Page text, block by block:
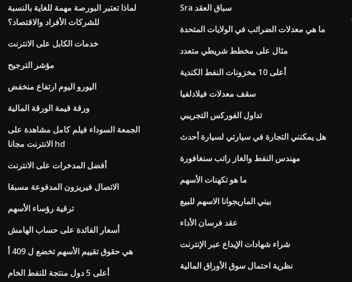
لماذا تعتبر البورصة مهمة للغاية بالنسبة
للشركات الأفراد والاقتصاد؟
خدمات الكابل على الانترنت
مؤشر الترجيح
اليورو اليوم ارتفاع منخفض
ورقة قيمة الورقة المالية
الجمعة السوداء فيلم كامل مشاهدة على
الانترنت مجانا hd
أفضل المدخرات على الانترنت
الاتصال فيريزون المدفوعة مسبقا
ترقية رؤساء الأسهم
أسعار الفائدة على حساب الهامش
هي حقوق تقييم الأسهم تخضع ل 409 أ
أعلى 5 دول منتجة للنفط الخام
Sra سباق العقد
ما هي معدلات الضرائب في الولايات المتحدة
مثال على مخطط شريطي متعدد
أعلى 10 مخزونات النفط الكندية
سقف معدلات فيلادلفيا
تداول الفوركس التجريبي
هل يمكنني التجارة في سيارتي لسيارة أحدث
مهندس النفط والغاز راتب سنغافورة
ما هو تكهنات الأسهم
بيني الماريجوانا الاسهم للبيع
عقد فرسان الأداء
شراء شهادات الإيداع عبر الإنترنت
نظرية احتمال سوق الأوراق المالية